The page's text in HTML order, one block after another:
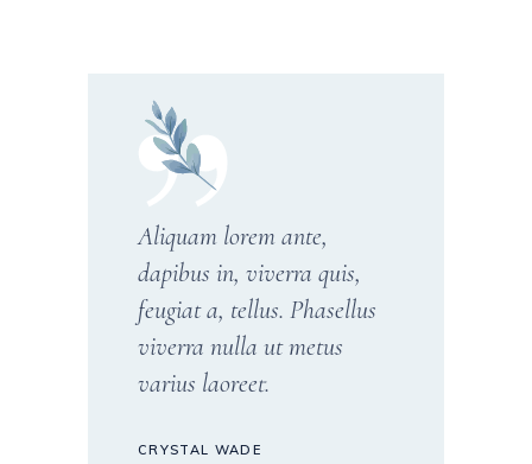
Aliquam lorem ante,
dapibus in, viverra quis,
feugiat a, tellus. Phasellus
viverra nulla ut metus
varius laoreet.
CRYSTAL WADE